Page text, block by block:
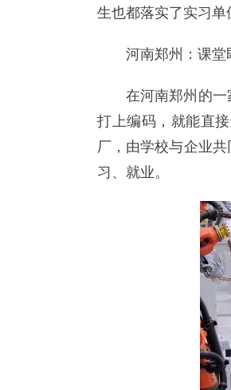
生也都落实了实习单
河南郑州：课
在河南郑州的一
打上编码，就能直
厂，由学校与企业
习、就业。